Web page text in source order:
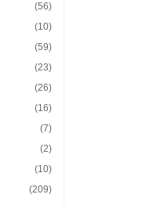
(56)
(10)
(59)
(23)
(26)
(16)
(7)
(2)
(10)
(209)